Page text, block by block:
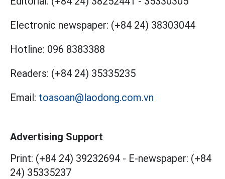
Electronic newspaper: (+84 24) 38303044
Hotline: 096 8383388
Readers: (+84 24) 35335235
Email: toasoan@laodong.com.vn
Advertising Support
Print: (+84 24) 39232694 - E-newspaper: (+84
24) 35335237